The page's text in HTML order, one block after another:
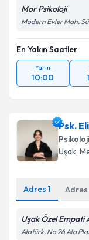
Mor Psikoloji
Modern Evler Mah.
En Yakın Saatler
Yarın
10:00
Psk.
Psikoloji
Uşak,
Adres 1 Adres
Uşak Özel Empati
Atatürk, No 26 Ata